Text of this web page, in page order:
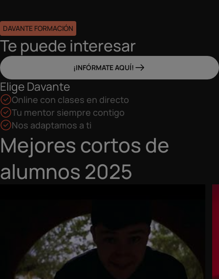
DAVANTE FORMACIÓN
Te puede interesar
¡INFÓRMATE AQUÍ!
Elige Davante
Online con clases en directo
Tu mentor siempre contigo
Nos adaptamos a ti
Mejores cortos de
alumnos 2025